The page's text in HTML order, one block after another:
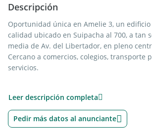
Descripción
Oportunidad única en Amelie 3, un
calidad ubicado en Suipacha al 700, a tan
media de Av. del Libertador, en pleno
Cercano a comercios, colegios, transporte
servicios.
* Unidad de 2 ambientes funcional y
distribución, ideal para quienes buscan su
una inversión con gran potencial de renta.
Leer descripción completa
Pedir más datos al anunciante